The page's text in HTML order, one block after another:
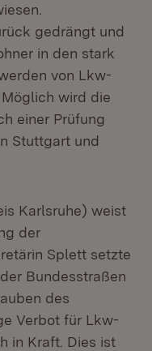
gedrängt und
in den stark
von Lkw-
wird die
einer Prüfung
Stuttgart und
Karlsruhe) weist
der
Splett setzte
Bundesstraßen
des
Verbot für Lkw-
in Kraft. Dies ist